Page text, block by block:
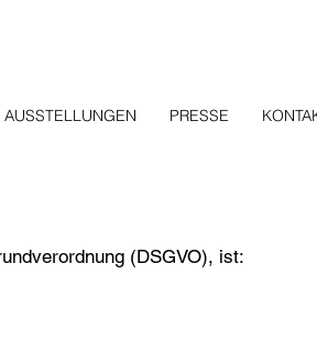
AUSSTELLUNGEN PRESSE
(DSGVO), ist: